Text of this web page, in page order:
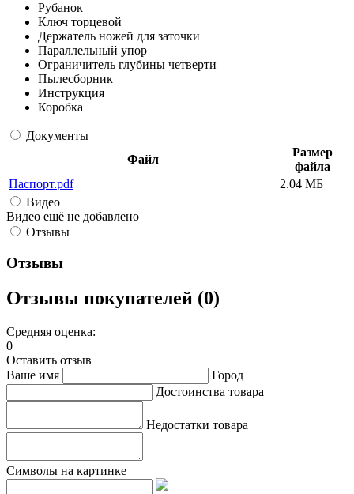
Рубанок
Ключ торцевой
Держатель ножей для заточки
Параллельный упор
Ограничитель глубины четверти
Пылесборник
Инструкция
Коробка
Документы
Файл
Размер
файла
Паспорт.pdf
2.04 МБ
Видео
Видео ещё не добавлено
Отзывы
Отзывы
Отзывы покупателей (0)
Средняя оценка:
0
Оставить отзыв
Ваше имя
Город
Достоинства товара
Недостатки товара
Символы на картинке